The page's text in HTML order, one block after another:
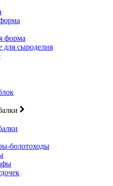
форма
сыроделия
болотоходы